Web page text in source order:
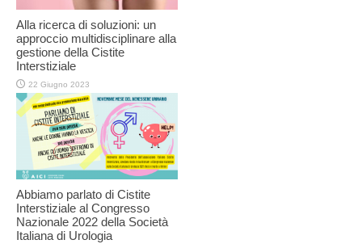
Alla ricerca di soluzioni: un
approccio multidisciplinare alla
gestione della Cistite
Interstiziale
22 Giugno 2023
Abbiamo parlato di Cistite
Interstiziale al Congresso
Nazionale 2022 della Società
Italiana di Urologia